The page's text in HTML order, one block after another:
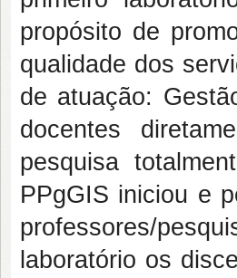
propósito de
qualidade dos
de atuação:
docentes
pesquisa
PPgGIS iniciou e
professores/
laboratório os